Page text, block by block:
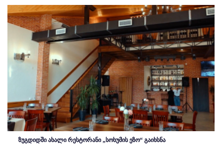
ზუგდიდში ახალი რესტორანი „სოხუმის ეზო“ გაიხსნა